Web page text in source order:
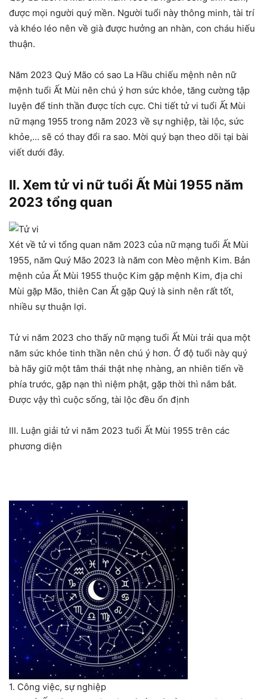
được mọi người quý mền. Người tuổi này thông minh, tài trí
và khéo léo nên về già được hưởng an nhàn, con cháu hiếu
thuận.
Năm 2023 Quý Mão có sao La Hầu chiếu mệnh nên nữ
mệnh tuổi Ất Mùi nên chú ý hơn sức khỏe, tăng cường tập
luyện để tinh thần được tích cực. Chi tiết tử vi tuổi Ất Mùi
nữ mạng 1955 trong năm 2023 về sự nghiệp, tài lộc, sức
khỏe,… sẽ có thay đổi ra sao. Mời quý bạn theo dõi tại bài
viết dưới đây.
II. Xem tử vi nữ tuổi Ất Mùi 1955 năm
2023 tổng quan
Xét về tử vi tổng quan năm 2023 của nữ mạng tuổi Ất Mùi
1955, năm Quý Mão 2023 là năm con Mèo mệnh Kim. Bản
mệnh của Ất Mùi 1955 thuộc Kim gặp mệnh Kim, địa chi
Mùi gặp Mão, thiên Can Ất gặp Quý là sinh nên rất tốt,
nhiều sự thuận lợi.
Tử vi năm 2023 cho thấy nữ mạng tuổi Ất Mùi trải qua một
năm sức khỏe tinh thần nên chú ý hơn. Ở độ tuổi này quý
bà hãy giữ một tâm thái thật nhẹ nhàng, an nhiên tiến về
phía trước, gặp nạn thì niệm phật, gặp thời thì nắm bắt.
Được vậy thì cuộc sống, tài lộc đều ổn định
III. Luận giải tử vi năm 2023 tuổi Ất Mùi 1955 trên các
phương diện
1. Công việc, sự nghiệp